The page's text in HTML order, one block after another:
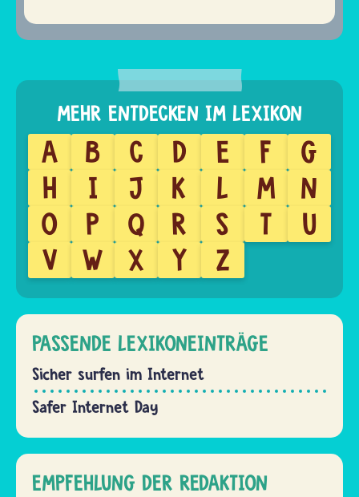
A B C D E F
G
H
I J K L M
N
O
P Q R S T
U
V
W X Y Z
PASSENDE LEXIKONEINTRÄGE
Sicher surfen im Internet
Safer Internet Day
EMPFEHLUNG DER REDAKTION